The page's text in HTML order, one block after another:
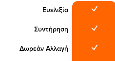
Ευελιξία
Συντήρηση
Δωρεάν Αλλαγή